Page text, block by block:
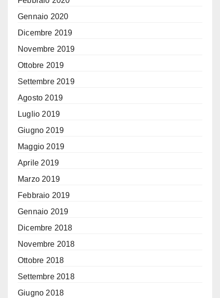
Gennaio 2020
Dicembre 2019
Novembre 2019
Ottobre 2019
Settembre 2019
Agosto 2019
Luglio 2019
Giugno 2019
Maggio 2019
Aprile 2019
Marzo 2019
Febbraio 2019
Gennaio 2019
Dicembre 2018
Novembre 2018
Ottobre 2018
Settembre 2018
Giugno 2018